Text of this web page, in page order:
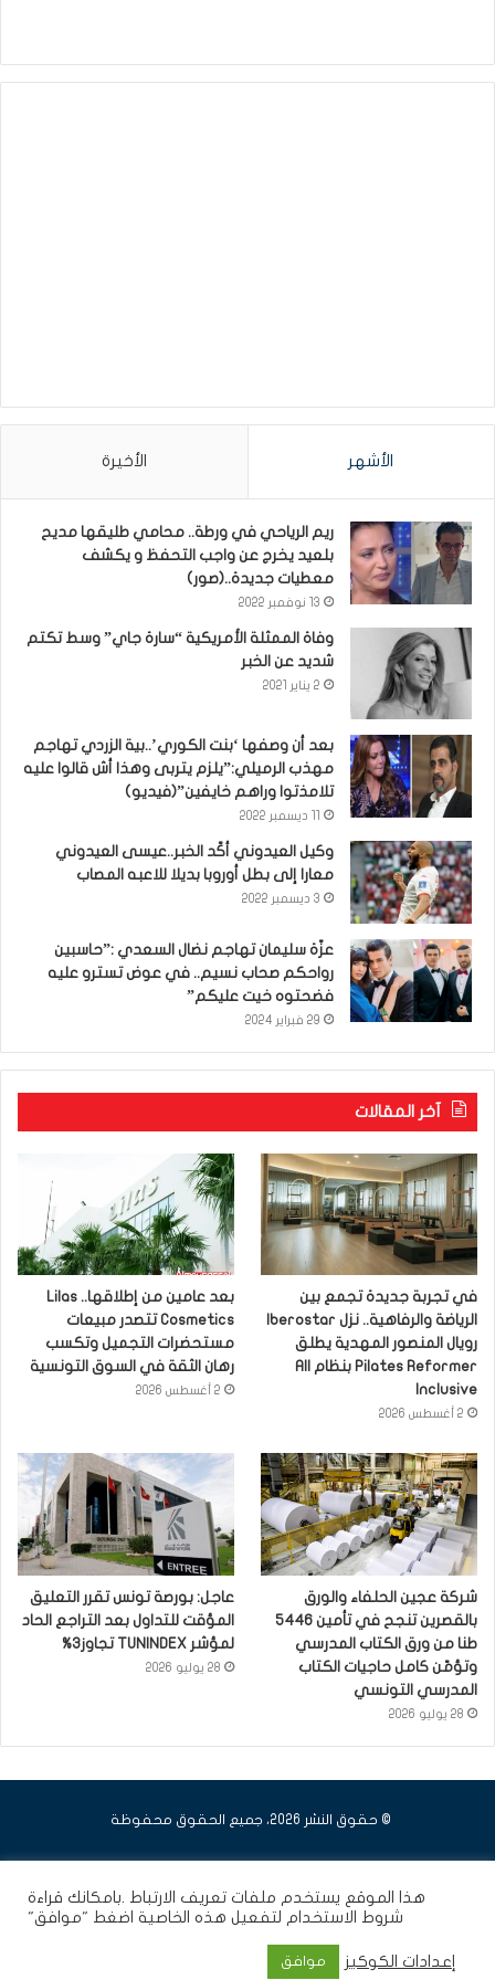
الأشهر الأخيرة
ريم الرياحي في ورطة.. محامي طليقها مديح
بلعيد يخرج عن واجب التحفظ و يكشف
معطيات جديدة..(صور)
13 نوفمبر 2022
وفاة الممثلة الأمريكية “سارة جاي” وسط تكتم
شديد عن الخبر
2 يناير 2021
بعد أن وصفها ‘بنت الكوري’..بية الزردي تهاجم
مهذب الرميلي:”يلزم يتربى وهذا أش قالوا عليه
تلامذتوا وراهم خايفين”(فيديو)
وكيل العيدوني أكّد الخبر..عيسى العيدوني
معارا إلى بطل أوروبا بديلا للاعبه المصاب
3 ديسمبر 2022
عزّة سليمان تهاجم نضال السعدي :”حاسبين
رواحكم صحاب نسيم.. في عوض تسترو عليه
فضحتوه خيت عليكم”
29 فبراير 2024
آخر المقالات
في تجربة جديدة تجمع بين
رويال المنصور المهدية يطلق
Pilates Reformer بنظام All
Inclusive
2 أغسطس 2026
بعد عامين من إطلاقها.. Lilas
Cosmetics تتصدر مبيعات
مستحضرات التجميل وتكسب
رهان الثقة في السوق التونسية
2 أغسطس 2026
شركة عجين الحلفاء والورق
بالقصرين تنجح في تأمين 5446
طنا من ورق الكتاب المدرسي
وتؤمّن كامل حاجيات الكتاب
المدرسي التونسي
28 يوليو 2026
عاجل: بورصة تونس تقرر التعليق
المؤقت للتداول بعد التراجع الحاد
لمؤشر TUNINDEX تجاوز3%
28 يوليو 2026
© حقوق النشر 2026، جميع الحقوق محفوظة
هذا الموقع يستخدم ملفات تعريف الارتباط .بامكانك قراءة
شروط الاستخدام لتفعيل هذه الخاصية اضغط "موافق"
إعدادات الكوكيز موافق